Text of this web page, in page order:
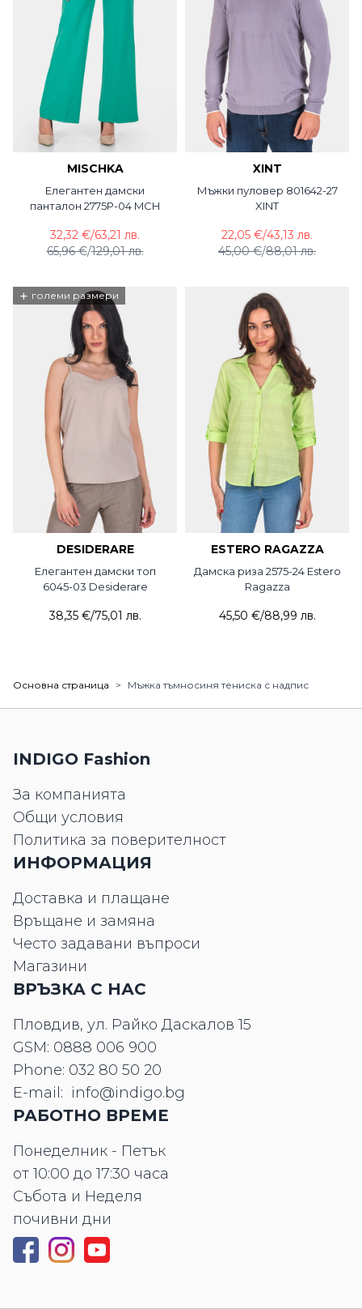
MISCHKA
Елегантен дамски
панталон 2775P-04 MCH
65,96 €/129,01 лв.
32,32 €/63,21 лв.
XINT
Мъжки пуловер 801642-27
XINT
45,00 €/88,01 лв.
22,05 €/43,13 лв.
+ големи размери
DESIDERARE
Елегантен дамски топ
6045-03 Desiderare
38,35 €/75,01 лв.
ESTERO RAGAZZA
Дамска риза 2575-24 Estero
Ragazza
45,50 €/88,99 лв.
Основна страница > Мъжка тъмносиня тениска с надпис
INDIGO Fashion
За компанията
Общи условия
Политика за поверителност
ИНФОРМАЦИЯ
Доставка и плащане
Връщане и замяна
Често задавани въпроси
Магазини
ВРЪЗКА С НАС
Пловдив, ул. Райко Даскалов 15
GSM: 0888 006 900
Phone: 032 80 50 20
E-mail: info@indigo.bg
РАБОТНО ВРЕМЕ
Понеделник - Петък
от 10:00 до 17:30 часа
Събота и Неделя
почивни дни